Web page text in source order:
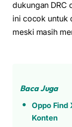
dukungan DRC
ini cocok untuk
meski masih
Baca Juga
Oppo Find
Konten